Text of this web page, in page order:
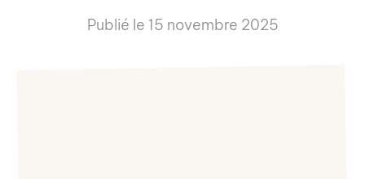
Publié le 15 novembre 2025